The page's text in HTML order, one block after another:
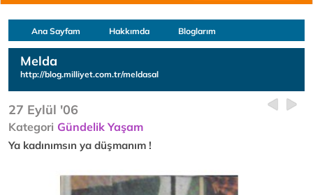
Ana Sayfam Hakkımda Bloglarım
Melda
http://blog.milliyet.com.tr/meldasal
27 Eylül '06
Kategori Gündelik Yaşam
Ya kadınımsın ya düşmanım !